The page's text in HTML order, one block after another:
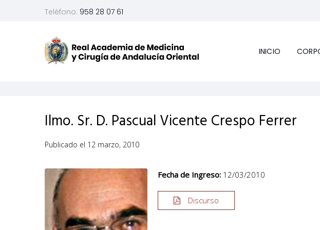
Teléfono: 958 28 07 61
INICIO
Ilmo. Sr. D. Pascual Vicente Crespo Ferrer
Publicado el 12 marzo, 2010
Fecha de Ingreso: 12/03/2010
Discurso